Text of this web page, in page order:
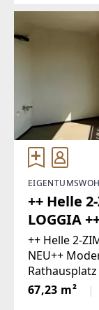
++ Helle
LOGGIA
++ Helle 2-
NEU++
SOFORT
direkt am
67,23 m²